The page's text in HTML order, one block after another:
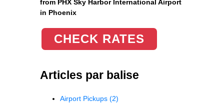
from PHX Sky Harbor International Airport
in Phoenix
CHECK RATES
Articles par balise
Airport Pickups (2)